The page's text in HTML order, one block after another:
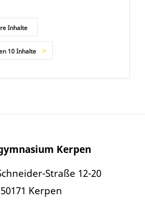
Inhalte
10 Inhalte
Kerpen
Straße 12-20
50171 Kerpen